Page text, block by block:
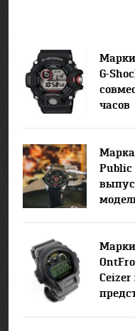
G-
часов
Public
Марки